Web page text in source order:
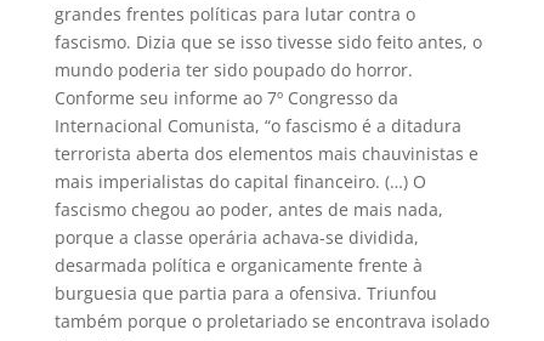
grandes frentes políticas para lutar contra o
fascismo. Dizia que se isso tivesse sido feito antes, o
mundo poderia ter sido poupado do horror.
Conforme seu informe ao 7º Congresso da
Internacional Comunista, “o fascismo é a ditadura
terrorista aberta dos elementos mais chauvinistas e
mais imperialistas do capital financeiro. (…) O
fascismo chegou ao poder, antes de mais nada,
porque a classe operária achava-se dividida,
desarmada política e organicamente frente à
burguesia que partia para a ofensiva. Triunfou
também porque o proletariado se encontrava isolado